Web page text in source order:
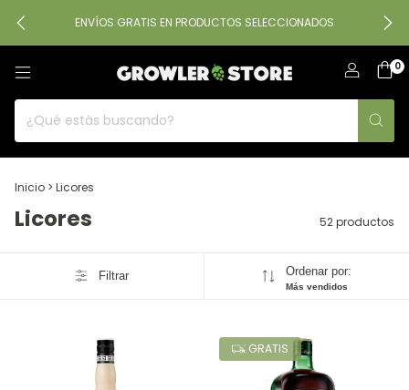
ENVÍOS GRATIS EN PRODUCTOS SELECCIONADOS
0
Inicio > Licores
Licores 52 productos
Filtrar Ordenar por:
Más vendidos
GRATIS